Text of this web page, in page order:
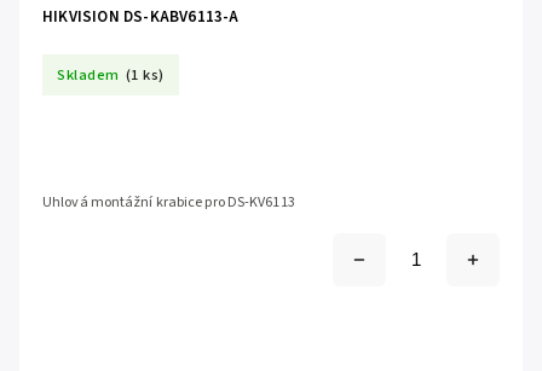
HIKVISION DS-KABV6113-A
Skladem (1 ks)
Uhlová montážní krabice pro DS-KV6113